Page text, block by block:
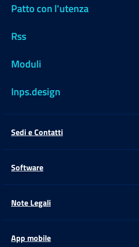
Patto con l'utenza
Rss
Moduli
Inps.design
Sedi e Contatti
Software
Note Legali
App mobile